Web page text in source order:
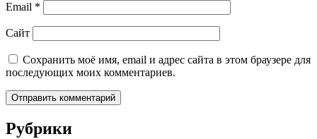
Email *
Сайт
Сохранить моё имя, email и адрес сайта в этом браузере для
последующих моих комментариев.
Рубрики